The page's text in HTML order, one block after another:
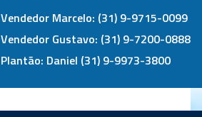
Vendedor Marcelo: (31) 9-9715-0099
Vendedor Gustavo: (31) 9-7200-0888
Plantão: Daniel (31) 9-9973-3800